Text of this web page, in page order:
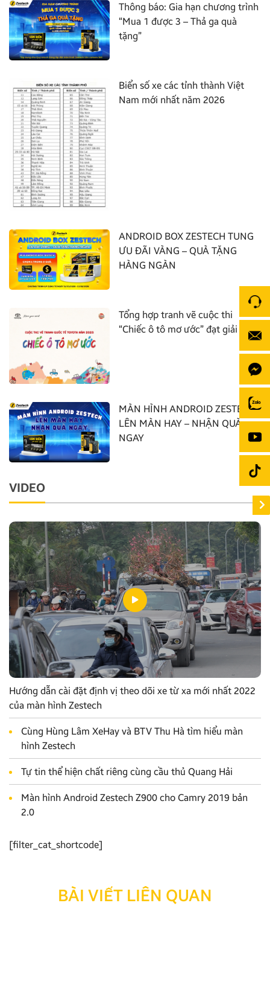
Thông báo: Gia hạn chương trình
“Mua 1 được 3 – Thả ga quà
tặng”
Biển số xe các tỉnh thành Việt
Nam mới nhất năm 2026
ANDROID BOX ZESTECH TUNG
ƯU ĐÃI VÀNG – QUÀ TẶNG
HÀNG NGÀN
Tổng hợp tranh vẽ cuộc thi
“Chiếc ô tô mơ ước” đạt giải nhất
MÀN HÌNH ANDROID ZESTECH:
LÊN MÀN HAY – NHẬN QUÀ
NGAY
VIDEO
Hướng dẫn cài đặt định vị theo dõi xe từ xa mới nhất 2022
của màn hình Zestech
Cùng Hùng Lâm XeHay và BTV Thu Hà tìm hiểu màn
hình Zestech
Tự tin thể hiện chất riêng cùng cầu thủ Quang Hải
Màn hình Android Zestech Z900 cho Camry 2019 bản
2.0
[filter_cat_shortcode]
BÀI VIẾT LIÊN QUAN